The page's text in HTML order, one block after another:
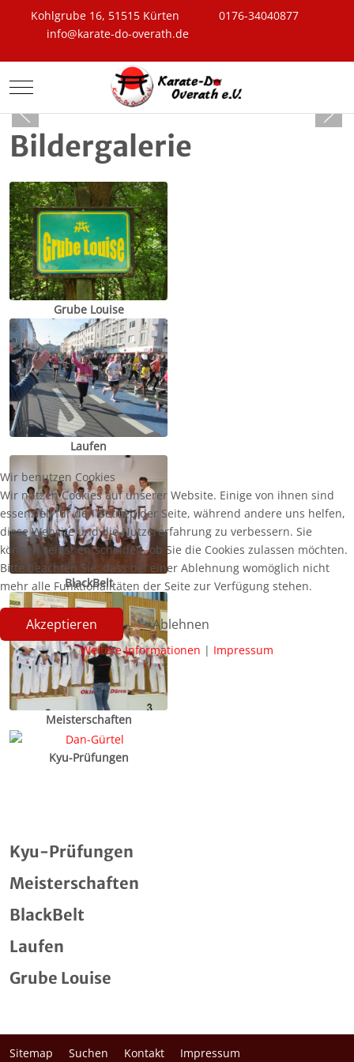
Kohlgrube 16, 51515 Kürten
0176-34040877
info@karate-do-overath.de
Mobile Menu Toggle
Bildergalerie
Grube Louise
Laufen
BlackBelt
Meisterschaften
Kyu-Prüfungen
Kyu-Prüfungen
Meisterschaften
BlackBelt
Laufen
Grube Louise
Sitemap Suchen Kontakt Impressum
Wir benutzen Cookies
Wir nutzen Cookies auf unserer Website. Einige von ihnen sind
essenziell für den Betrieb der Seite, während andere uns helfen,
diese Website und die Nutzererfahrung zu verbessern. Sie
können selbst entscheiden, ob Sie die Cookies zulassen möchten.
Bitte beachten Sie, dass bei einer Ablehnung womöglich nicht
mehr alle Funktionalitäten der Seite zur Verfügung stehen.
Akzeptieren Ablehnen
Weitere Informationen | Impressum